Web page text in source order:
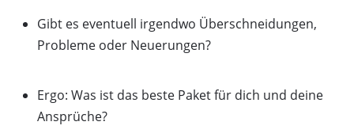
Gibt es eventuell irgendwo Überschneidungen,
Probleme oder Neuerungen?
Ergo: Was ist das beste Paket für dich und deine
Ansprüche?